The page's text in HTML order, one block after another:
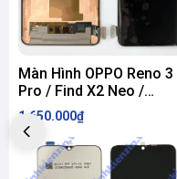
Màn Hình OPPO Reno 3
Pro / Find X2 Neo /
OnePlus 8 ZIN
1.650.000₫